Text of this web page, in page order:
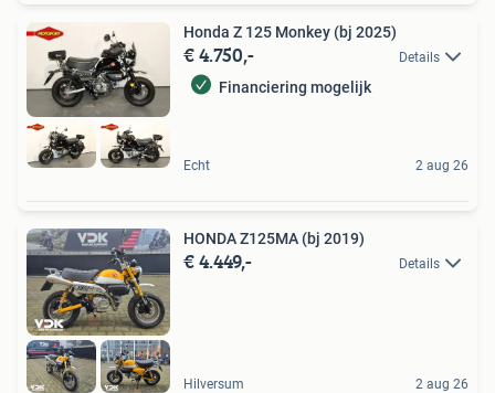
Honda Z 125 Monkey (bj 2025)
€ 4.750,- Details
Financiering mogelijk
Echt 2 aug 26
HONDA Z125MA (bj 2019)
€ 4.449,- Details
Hilversum 2 aug 26